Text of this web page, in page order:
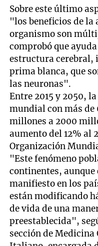
Sobre este último
"los beneficios de
organismo son
comprobó que
estructura cerebral,
prima blanca, que
las neuronas".
Entre 2015 y 2050,
mundial con más de
millones a 2000
aumento del 12% al
Organización
"Este fenómeno
continentes, aunque
manifiesto en los
están modificando
de vida de una
preestablecida",
sección de